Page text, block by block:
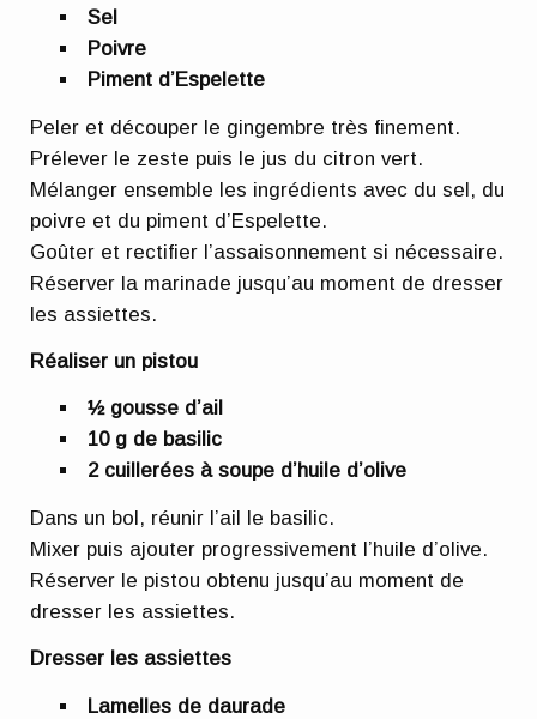
Sel
Poivre
Piment d’Espelette
Peler et découper le gingembre très finement.
Prélever le zeste puis le jus du citron vert.
Mélanger ensemble les ingrédients avec du sel, du
poivre et du piment d’Espelette.
Goûter et rectifier l’assaisonnement si nécessaire.
Réserver la marinade jusqu’au moment de dresser
les assiettes.
Réaliser un pistou
½ gousse d’ail
10 g de basilic
2 cuillerées à soupe d’huile d’olive
Dans un bol, réunir l’ail le basilic.
Mixer puis ajouter progressivement l’huile d’olive.
Réserver le pistou obtenu jusqu’au moment de
dresser les assiettes.
Dresser les assiettes
Lamelles de daurade